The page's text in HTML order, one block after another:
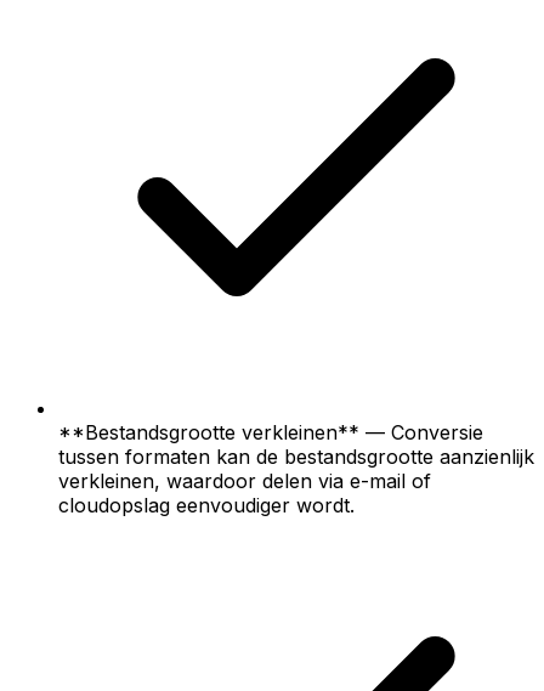
**Bestandsgrootte verkleinen** — Conversie
tussen formaten kan de bestandsgrootte aanzienlijk
verkleinen, waardoor delen via e-mail of
cloudopslag eenvoudiger wordt.